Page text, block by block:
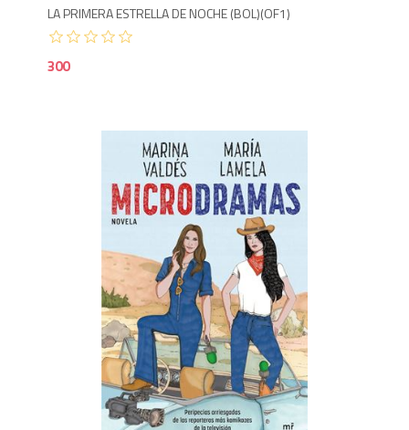
LA PRIMERA ESTRELLA DE NOCHE (BOL)(OF1)
300